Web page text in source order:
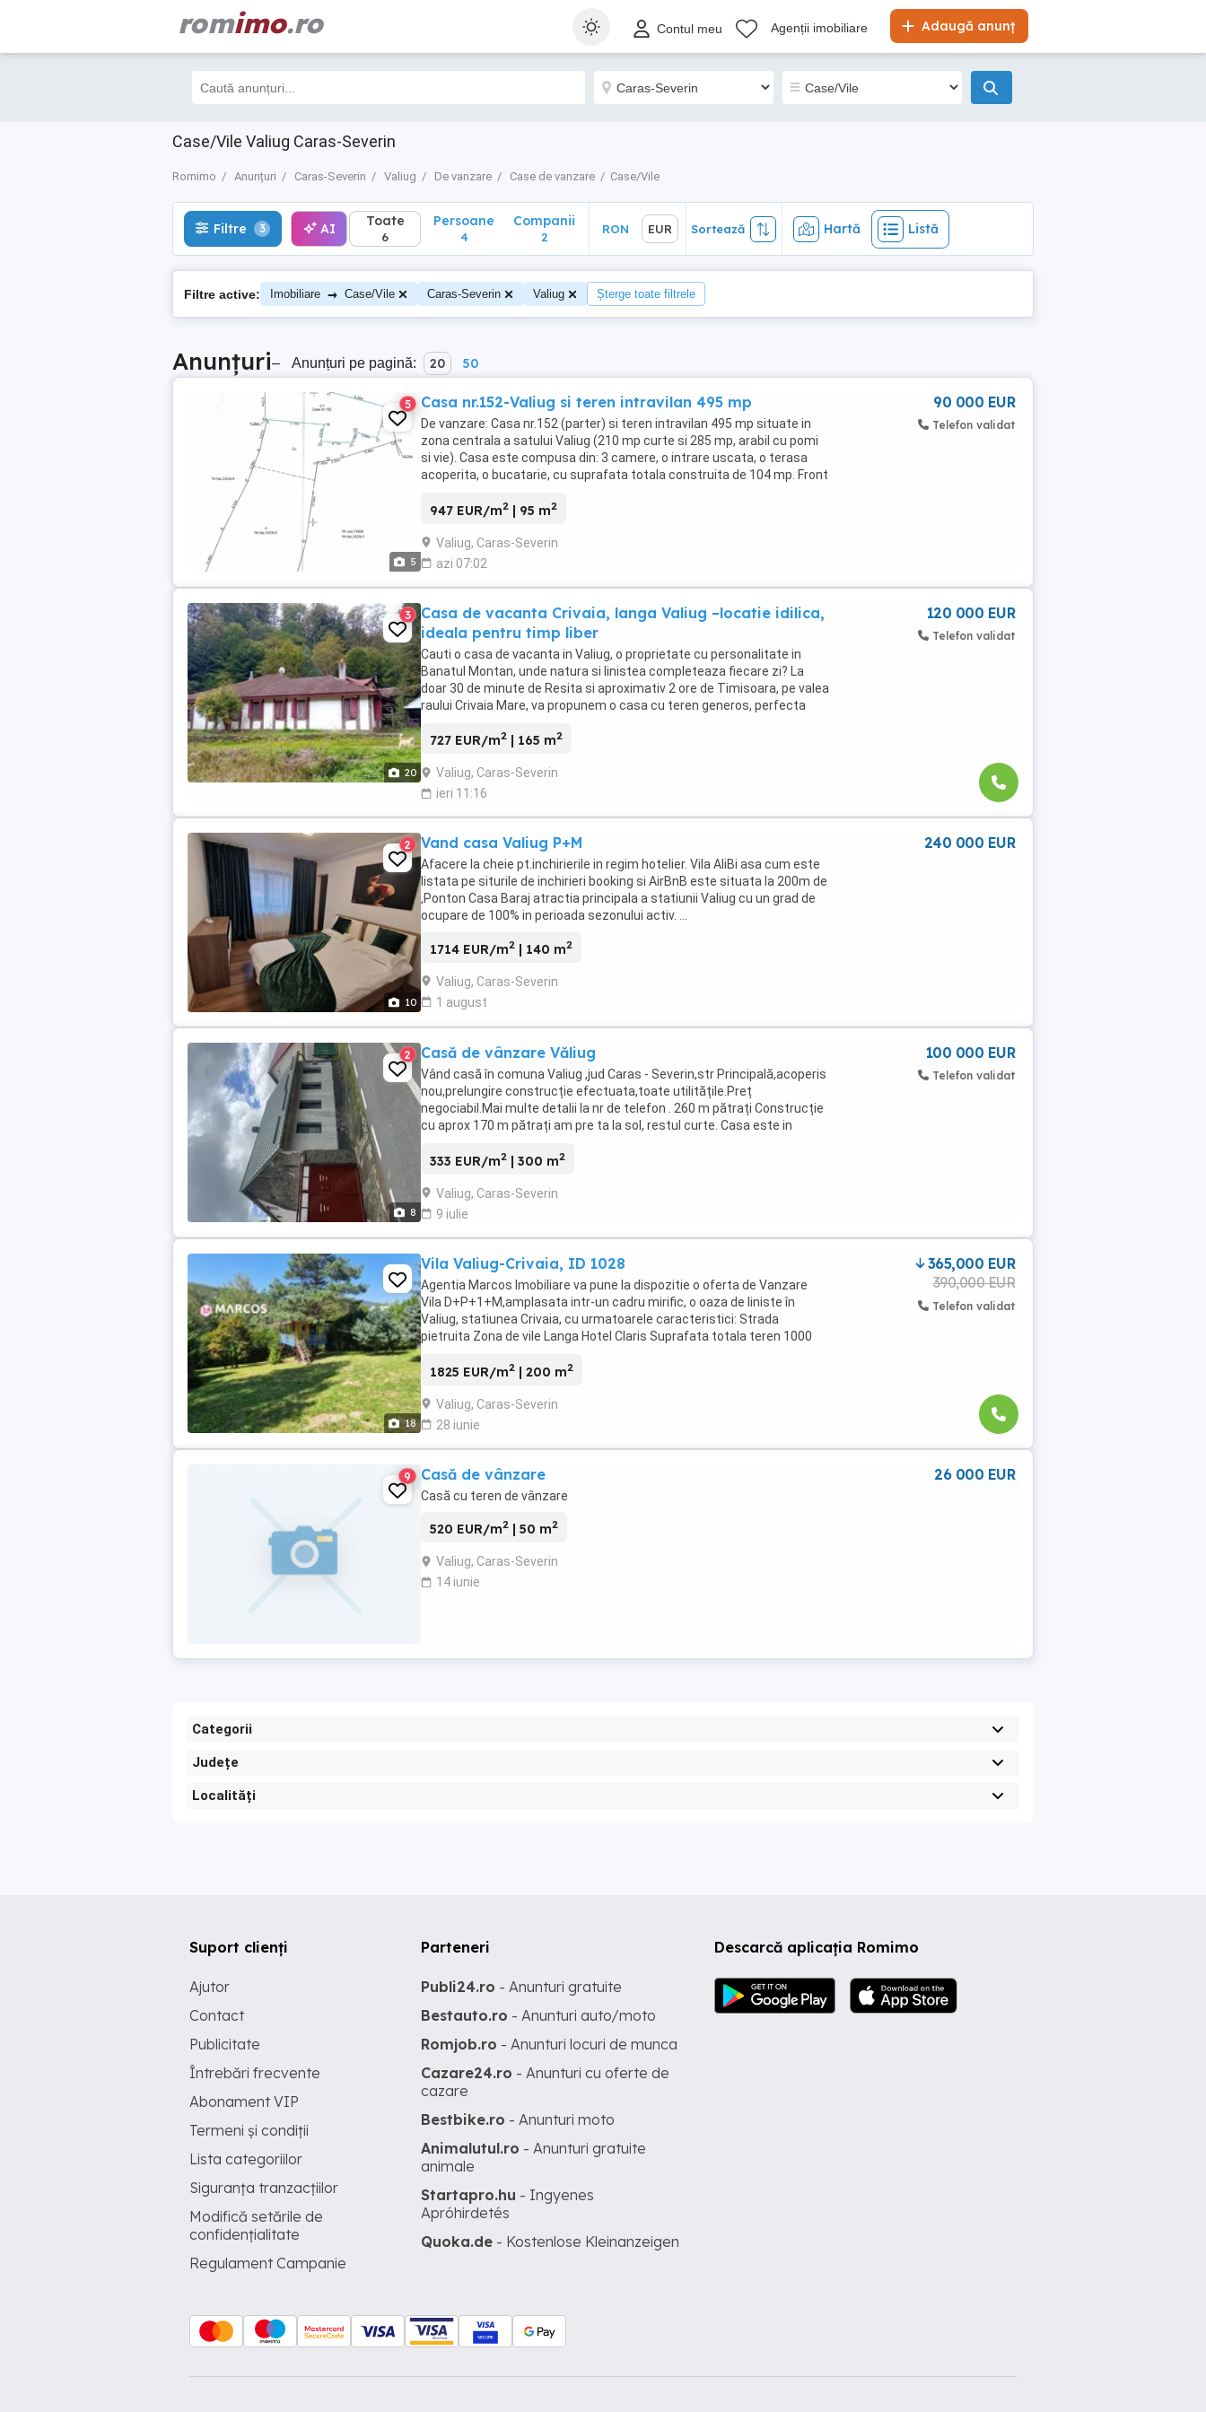
romimo.ro Adaugă anunț
Contul meu Agenții imobiliare
Case/Vile Valiug Caras-Severin
Romimo Anunțuri Caras-Severin Valiug De vanzare Case de vanzare Case/Vile
Filtre 3 AI RON EUR Sortează Hartă Listă
Filtre 3 AI Toate
6
Persoane
4
Companii
2
RON EUR Sortează Hartă Listă
Filtre active: Imobiliare → Case/Vile Caras-Severin Valiug Șterge toate filtrele
Anunțuri– Anunțuri pe pagină: 20 50
5
5 Casa nr.152-Valiug si teren intravilan 495 mp
De vanzare: Casa nr.152 (parter) si teren intravilan 495 mp situate in
zona centrala a satului Valiug (210 mp curte si 285 mp, arabil cu pomi
si vie). Casa este compusa din: 3 camere, o intrare uscata, o terasa
acoperita, o bucatarie, cu suprafata totala construita de 104 mp. Front
947 EUR/m2 | 95 m2
Valiug, Caras-Severin
azi 07:02
90 000 EUR
Telefon validat
20
3
Casa de vacanta Crivaia, langa Valiug –locatie idilica,
ideala pentru timp liber
Cauti o casa de vacanta in Valiug, o proprietate cu personalitate in
Banatul Montan, unde natura si linistea completeaza fiecare zi? La
doar 30 de minute de Resita si aproximativ 2 ore de Timisoara, pe valea
raului Crivaia Mare, va propunem o casa cu teren generos, perfecta
727 EUR/m2 | 165 m2
Valiug, Caras-Severin
ieri 11:16
120 000 EUR
Telefon validat
10
2 Vand casa Valiug P+M
Afacere la cheie pt.inchirierile in regim hotelier. Vila AliBi asa cum este
listata pe siturile de inchirieri booking si AirBnB este situata la 200m de
,Ponton Casa Baraj atractia principala a statiunii Valiug cu un grad de
ocupare de 100% in perioada sezonului activ. ...
1714 EUR/m2 | 140 m2
Valiug, Caras-Severin
1 august
240 000 EUR
8
2 Casă de vânzare Văliug
Vând casă în comuna Valiug ,jud Caras - Severin,str Principală,acoperis
nou,prelungire construcție efectuata,toate utilitățile.Preț
negociabil.Mai multe detalii la nr de telefon . 260 m pătrați Construcție
cu aprox 170 m pătrați am pre ta la sol, restul curte. Casa este in
333 EUR/m2 | 300 m2
Valiug, Caras-Severin
9 iulie
100 000 EUR
Telefon validat
18
Vila Valiug-Crivaia, ID 1028
Agentia Marcos Imobiliare va pune la dispozitie o oferta de Vanzare
Vila D+P+1+M,amplasata intr-un cadru mirific, o oaza de liniste în
Valiug, statiunea Crivaia, cu urmatoarele caracteristici: Strada
pietruita Zona de vile Langa Hotel Claris Suprafata totala teren 1000
1825 EUR/m2 | 200 m2
Valiug, Caras-Severin
28 iunie
365,000 EUR
390,000 EUR
Telefon validat
9 Casă de vânzare
Casă cu teren de vânzare
520 EUR/m2 | 50 m2
Valiug, Caras-Severin
14 iunie
26 000 EUR
Categorii
Județe
Localități
Descarcă aplicația Romimo
Suport clienți
Ajutor
Contact
Publicitate
Întrebări frecvente
Abonament VIP
Termeni și condiții
Lista categoriilor
Siguranța tranzacțiilor
Modifică setările de
confidențialitate
Regulament Campanie
Parteneri
Publi24.ro - Anunturi gratuite
Bestauto.ro - Anunturi auto/moto
Romjob.ro - Anunturi locuri de munca
Cazare24.ro - Anunturi cu oferte de
cazare
Bestbike.ro - Anunturi moto
Animalutul.ro - Anunturi gratuite
animale
Startapro.hu - Ingyenes
Apróhirdetés
Quoka.de - Kostenlose Kleinanzeigen